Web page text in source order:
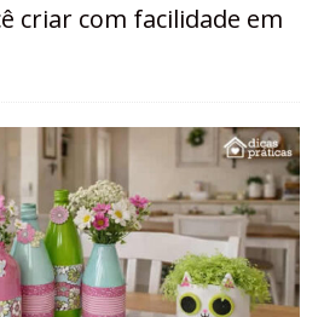
criar com facilidade em